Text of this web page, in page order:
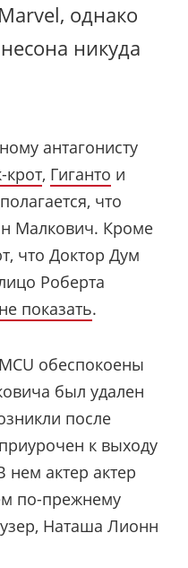
однако
никуда
антагонисту
крот, Гиганто и
что
Малкович. Кроме
что Доктор Дум
Роберта
показать.
обеспокоены
был удален
после
к выходу
нем актер актер
по-прежнему
Наташа Лионн